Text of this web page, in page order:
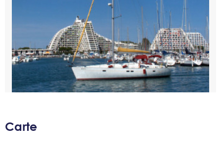
Carte